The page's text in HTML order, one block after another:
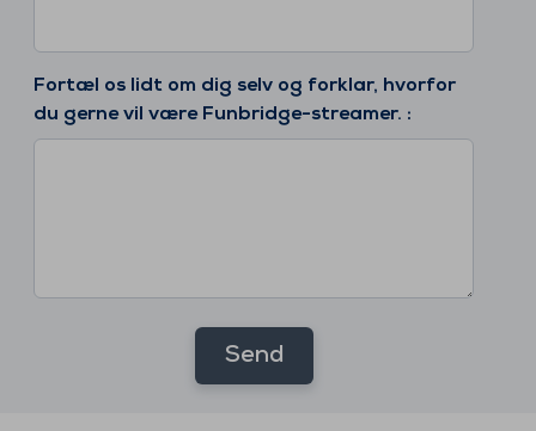
Fortæl os lidt om dig selv og forklar, hvorfor
du gerne vil være Funbridge-streamer. :
Send